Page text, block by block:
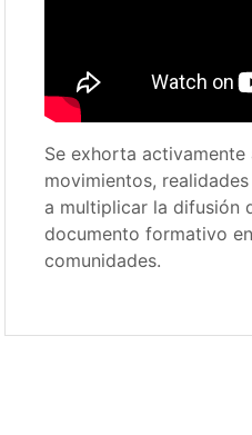
Se exhorta
movimientos,
a multiplicar la difusión
documento formativo
comunidades.